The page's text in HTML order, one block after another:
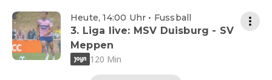
Heute, 14:00 Uhr • Fussball
3. Liga live: MSV Duisburg - SV
Meppen
120 Min